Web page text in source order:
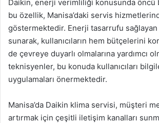
Daikin, enerji verimliliği konusunda öncü
bu özellik, Manisa’daki servis
göstermektedir. Enerji tasarrufu
sunarak, kullanıcıların hem bütçelerini
de çevreye duyarlı olmalarına yardımcı
teknisyenler, bu konuda kullanıcıları
uygulamaları önermektedir.
Manisa’da Daikin klima servisi, müşteri
artırmak için çeşitli iletişim kanalları